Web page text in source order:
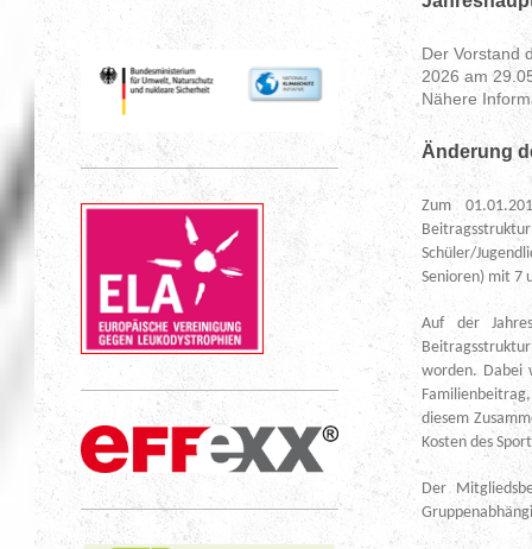
Der Vorstand
2026 am
Nähere
Änderung
Zum
Schüler/
Senioren) mit 7
Auf der
worden. Dabei
diesem
Kosten des
Der